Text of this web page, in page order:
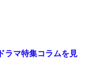
ラマ特集コラムを見